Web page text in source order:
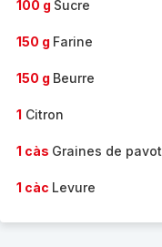
100 g Sucre
150 g Farine
150 g Beurre
1 Citron
1 càs Graines de pavot
1 càc Levure